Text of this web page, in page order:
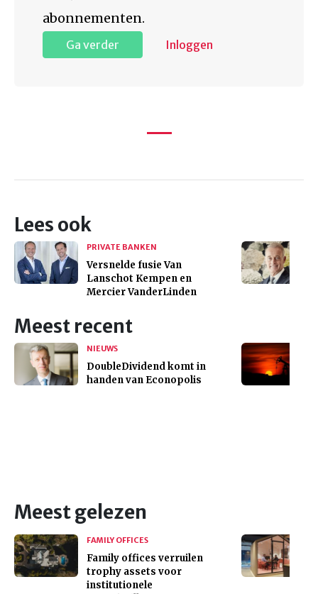
abonnementen.
Ga verder Inloggen
Lees ook
PRIVATE BANKEN
Versnelde fusie Van
Lanschot Kempen en
Mercier VanderLinden
Meest recent
NIEUWS
DoubleDividend komt in
handen van Econopolis
Meest gelezen
FAMILY OFFICES
Family offices verruilen
trophy assets voor
institutionele